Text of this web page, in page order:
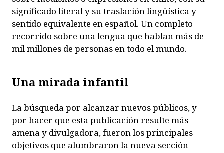
significado literal y su traslación lingüística y
sentido equivalente en español. Un completo
recorrido sobre una lengua que hablan más de
mil millones de personas en todo el mundo.
Una mirada infantil
La búsqueda por alcanzar nuevos públicos, y
por hacer que esta publicación resulte más
amena y divulgadora, fueron los principales
objetivos que alumbraron la nueva sección